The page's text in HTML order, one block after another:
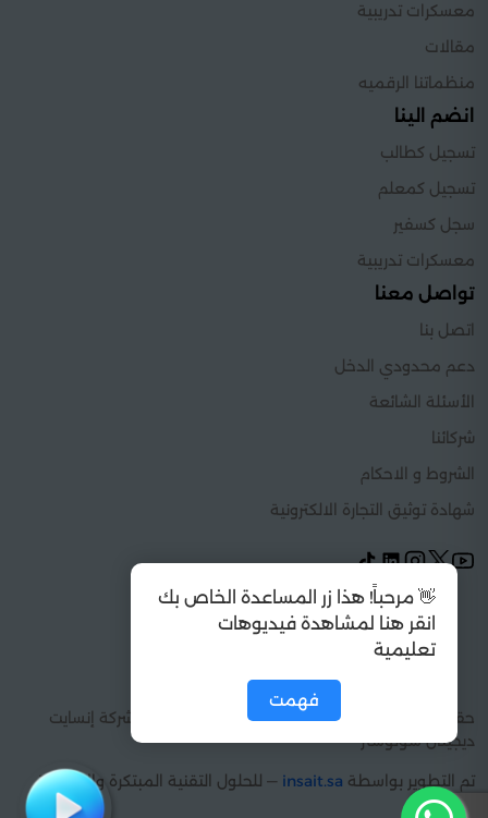
👋 مرحباً! هذا زر المساعدة الخاص بك
انقر هنا لمشاهدة فيديوهات
تعليمية
فهمت
معسكرات تدريبية
مقالات
منظماتنا الرقميه
انضم الينا
تسجيل كطالب
تسجيل كمعلم
سجل كسفير
معسكرات تدريبية
تواصل معنا
اتصل بنا
دعم محدودي الدخل
الأسئلة الشائعة
شركائنا
الشروط و الاحكام
شهادة توثيق التجارة الالكترونية
حقوق الطبع والنشر 2026 © كل الحقوق محفوظة شركة إنسايت
ديجيتال سولوشنز
تم التطوير بواسطة insait.sa — للحلول التقنية المبتكرة والإبداعية